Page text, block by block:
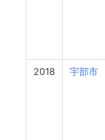
2018 宇部市